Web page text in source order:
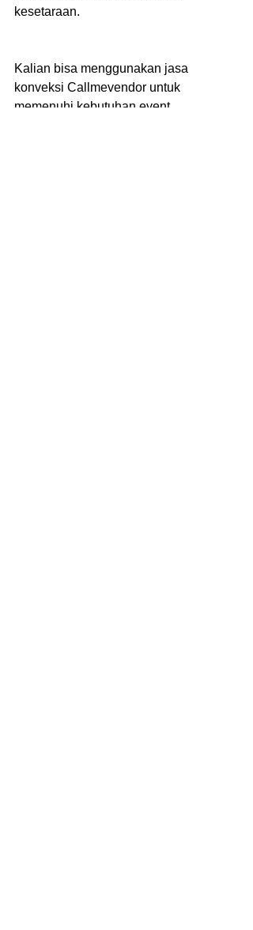
kesetaraan.
Kalian bisa menggunakan jasa
konveksi Callmevendor untuk
memenuhi kebutuhan event